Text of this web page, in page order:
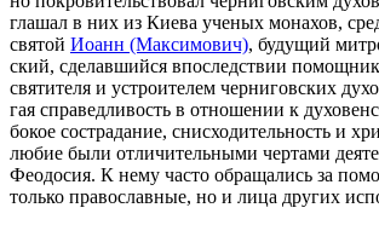
гла­шал в них из Ки­е­ва уче­ных мо­на­хов,
свя­той Иоанн (Мак­си­мо­вич), бу­ду­щий
ский, сде­лав­ший­ся впо­след­ствии
свя­ти­те­ля и устро­и­те­лем чер­ни­гов­ских
гая спра­вед­ли­вость в от­но­ше­нии к
бо­кое со­стра­да­ние, снис­хо­ди­тель­ность и
лю­бие бы­ли от­ли­чи­тель­ны­ми чер­та­ми
Фе­о­до­сия. К нему ча­сто об­ра­ща­лись за
толь­ко пра­во­слав­ные, но и ли­ца дру­гих